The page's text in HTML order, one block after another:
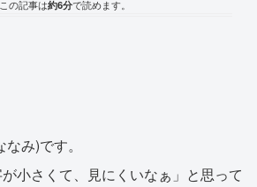
この記事は約6分で読めます。
み)です。
が小さくて、見にくいなぁ」と思って